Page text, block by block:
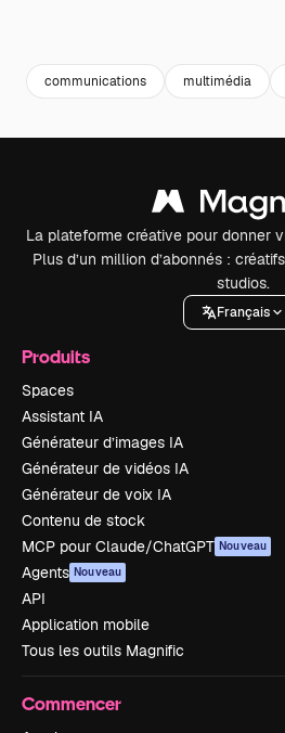
communications multimédia
La plateforme créative pour donner
Plus d’un million d’abonnés :
studios.
Français
Produits
Spaces
Assistant IA
Générateur d’images IA
Générateur de vidéos IA
Générateur de voix IA
Contenu de stock
MCP pour Claude/ChatGPT Nouveau
Agents Nouveau
API
Application mobile
Tous les outils Magnific
Commencer